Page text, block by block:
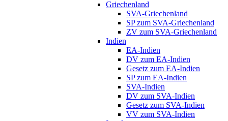
Griechenland
SVA-Griechenland
SP zum SVA-Griechenland
ZV zum SVA-Griechenland
Indien
EA-Indien
DV zum EA-Indien
Gesetz zum EA-Indien
SP zum EA-Indien
SVA-Indien
DV zum SVA-Indien
Gesetz zum SVA-Indien
VV zum SVA-Indien